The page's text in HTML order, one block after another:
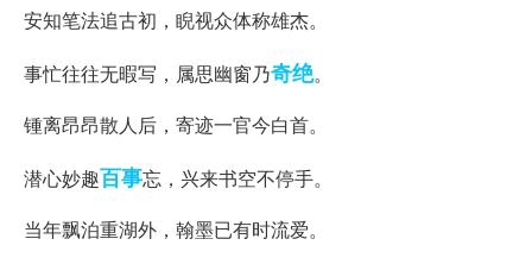
安知笔法追古初，睨视众体称雄杰。
事忙往往无暇写，属思幽窗乃奇绝。
锺离昂昂散人后，寄迹一官今白首。
潜心妙趣百事忘，兴来书空不停手。
当年飘泊重湖外，翰墨已有时流爱。